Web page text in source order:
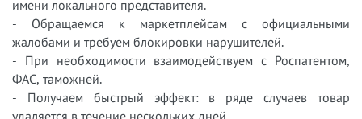
имени локального представителя.
- Обращаемся к маркетплейсам с официальными
жалобами и требуем блокировки нарушителей.
- При необходимости взаимодействуем с Роспатентом,
ФАС, таможней.
- Получаем быстрый эффект: в ряде случаев товар
удаляется в течение нескольких дней.